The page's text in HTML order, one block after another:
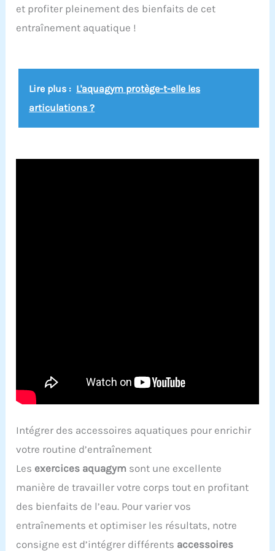
et profiter pleinement des bienfaits de cet
entraînement aquatique !
Lire plus : L'aquagym protège-t-elle les
articulations ?
Intégrer des accessoires aquatiques pour enrichir
votre routine d’entraînement
Les exercices aquagym sont une excellente
manière de travailler votre corps tout en profitant
des bienfaits de l’eau. Pour varier vos
entraînements et optimiser les résultats, notre
consigne est d’intégrer différents accessoires